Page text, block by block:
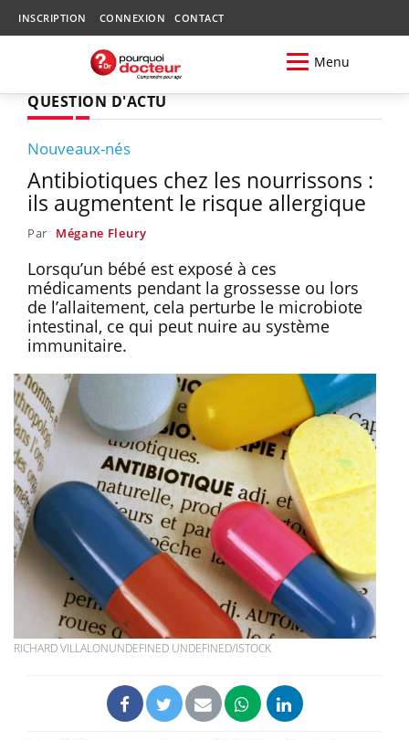
INSCRIPTION CONNEXION CONTACT
Menu
QUESTION D'ACTU
Nouveaux-nés
Antibiotiques chez les nourrissons :
ils augmentent le risque allergique
Par Mégane Fleury
Lorsqu’un bébé est exposé à ces
médicaments pendant la grossesse ou lors
de l’allaitement, cela perturbe le microbiote
intestinal, ce qui peut nuire au système
immunitaire.
RICHARD VILLALONUNDEFINED UNDEFINED/ISTOCK